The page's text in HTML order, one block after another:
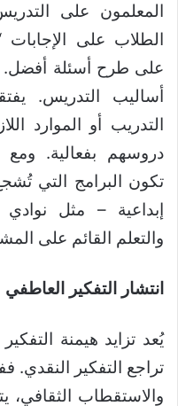
المعلمون على
الطلاب على
على طرح أسئلة
أساليب التدريس.
التدريب أو الموارد
دروسهم بفعالية. ومع
تكون البرامج التي
إبداعية – مثل
والتعلم القائم على
انتشار التفكير العاطفي
يُعد تزايد هيمنة
تراجع التفكير
والاستقطاب الثقافي،